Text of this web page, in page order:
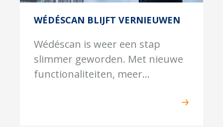
WÉDÉSCAN BLIJFT VERNIEUWEN
Wédéscan is weer een stap
slimmer geworden. Met nieuwe
functionaliteiten, meer...